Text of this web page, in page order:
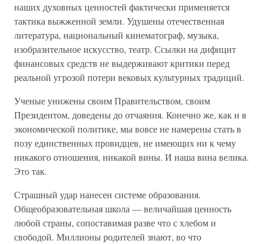
наших духовных ценностей фактически применяется
тактика выжженной земли. Удушены отечественная
литература, национальный кинематограф, музыка,
изобразительное искусство, театр. Ссылки на дифицит
финансовых средств не выдерживают критики перед
реальной угрозой потери вековых культурных традиций.
Ученые унижены своим Правительством, своим
Президентом, доведены до отчаяния. Конечно же, как и в
экономической политике, мы вовсе не намерены стать в
позу единственных провидцев, не имеющих ни к чему
никакого отношения, никакой вины. И наша вина велика.
Это так.
Страшный удар нанесен системе образования.
Общеобразовательная школа — величайшая ценность
любой страны, сопоставимая разве что с хлебом и
свободой. Миллионы родителей знают, во что